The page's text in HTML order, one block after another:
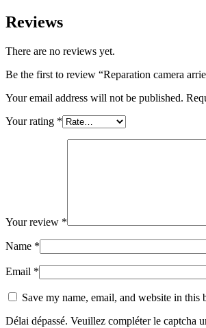
Reviews
There are no reviews yet.
Be the first to review “Reparation camera
Your email address will not be published.
Your rating *
Your review *
Name *
Email *
Save my name, email, and website in
Délai dépassé. Veuillez compléter le captcha